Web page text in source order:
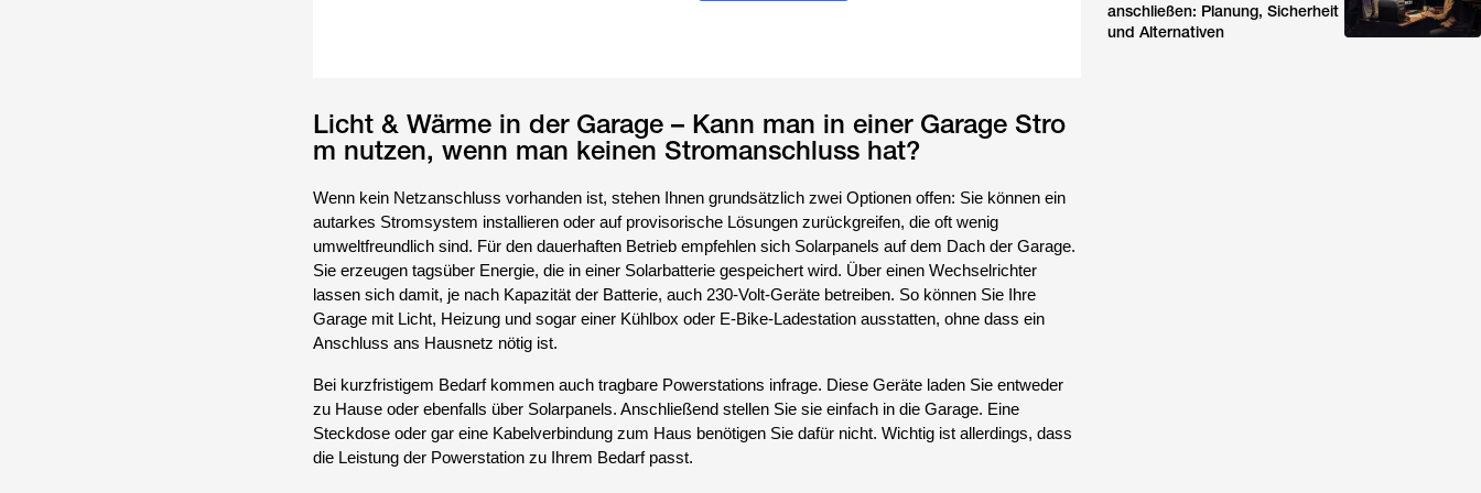
Licht & Wärme in der Garage – Kann man in einer Garage Stro
m nutzen, wenn man keinen Stromanschluss hat?
Wenn kein Netzanschluss vorhanden ist, stehen Ihnen grundsätzlich zwei Optionen offen: Sie können ein
autarkes Stromsystem installieren oder auf provisorische Lösungen zurückgreifen, die oft wenig
umweltfreundlich sind. Für den dauerhaften Betrieb empfehlen sich Solarpanels auf dem Dach der Garage.
Sie erzeugen tagsüber Energie, die in einer Solarbatterie gespeichert wird. Über einen Wechselrichter
lassen sich damit, je nach Kapazität der Batterie, auch 230-Volt-Geräte betreiben. So können Sie Ihre
Garage mit Licht, Heizung und sogar einer Kühlbox oder E-Bike-Ladestation ausstatten, ohne dass ein
Anschluss ans Hausnetz nötig ist.
Bei kurzfristigem Bedarf kommen auch tragbare Powerstations infrage. Diese Geräte laden Sie entweder
zu Hause oder ebenfalls über Solarpanels. Anschließend stellen Sie sie einfach in die Garage. Eine
Steckdose oder gar eine Kabelverbindung zum Haus benötigen Sie dafür nicht. Wichtig ist allerdings, dass
die Leistung der Powerstation zu Ihrem Bedarf passt.
anschließen: Planung, Sicherheit
und Alternativen